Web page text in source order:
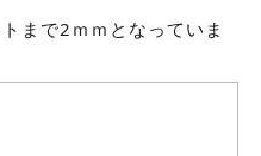
まで2ｍｍとなっていま